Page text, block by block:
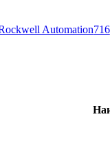
Automation716